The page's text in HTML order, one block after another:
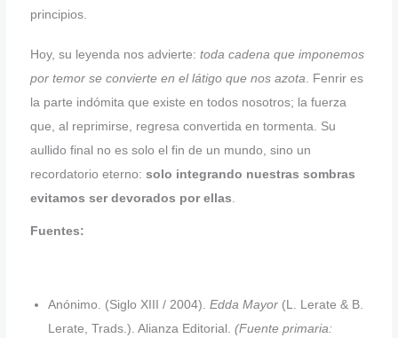
principios.
Hoy, su leyenda nos advierte: toda cadena que imponemos
por temor se convierte en el látigo que nos azota. Fenrir es
la parte indómita que existe en todos nosotros; la fuerza
que, al reprimirse, regresa convertida en tormenta. Su
aullido final no es solo el fin de un mundo, sino un
recordatorio eterno: solo integrando nuestras sombras
evitamos ser devorados por ellas.
Fuentes:
Anónimo. (Siglo XIII / 2004). Edda Mayor (L. Lerate & B.
Lerate, Trads.). Alianza Editorial. (Fuente primaria: